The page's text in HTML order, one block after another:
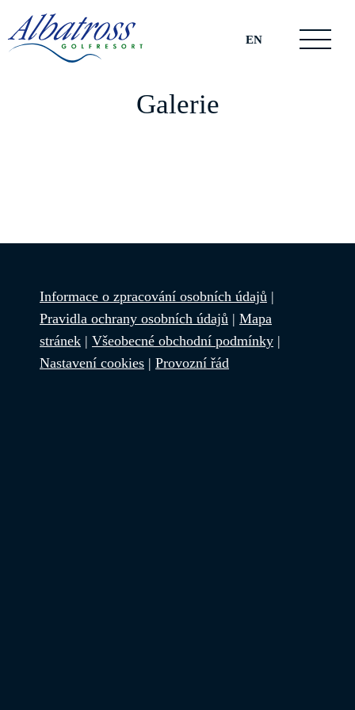
EN
Galerie
Informace o zpracování osobních údajů |
Pravidla ochrany osobních údajů | Mapa
stránek | Všeobecné obchodní podmínky |
Nastavení cookies | Provozní řád